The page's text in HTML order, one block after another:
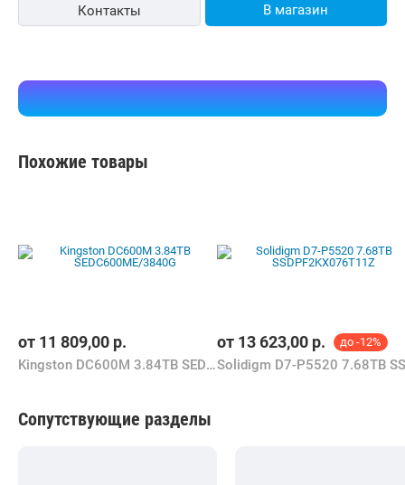
Контакты В магазин
Похожие товары
от 11 809,00 р.
Kingston DC600M 3.84TB SEDC600ME/3840G
от 13 623,00 р. до -12%
Сопутствующие разделы